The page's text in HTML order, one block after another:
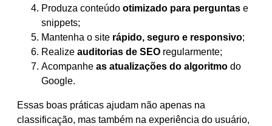
Produza conteúdo otimizado para perguntas e
snippets;
Mantenha o site rápido, seguro e responsivo;
Realize auditorias de SEO regularmente;
Acompanhe as atualizações do algoritmo do
Google.
Essas boas práticas ajudam não apenas na
classificação, mas também na experiência do usuário,